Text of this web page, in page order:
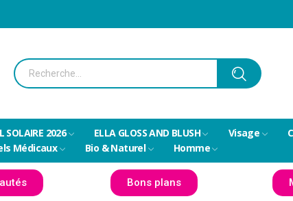
SOLAIRE 2026 ELLA GLOSS AND BLUSH Visage
Médicaux
Bio & Naturel Homme
Bons plans